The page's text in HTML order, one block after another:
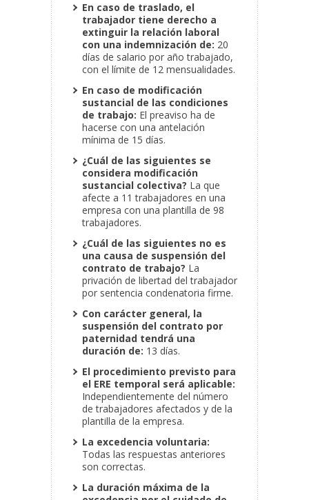
En caso de traslado, el
trabajador tiene derecho a
extinguir la relación laboral
con una indemnización de: 20
días de salario por año trabajado,
con el límite de 12 mensualidades.
En caso de modificación
sustancial de las condiciones
de trabajo: El preaviso ha de
hacerse con una antelación
mínima de 15 días.
¿Cuál de las siguientes se
considera modificación
sustancial colectiva? La que
afecte a 11 trabajadores en una
empresa con una plantilla de 98
trabajadores.
¿Cuál de las siguientes no es
una causa de suspensión del
contrato de trabajo? La
privación de libertad del trabajador
por sentencia condenatoria firme.
Con carácter general, la
suspensión del contrato por
paternidad tendrá una
duración de: 13 días.
El procedimiento previsto para
el ERE temporal será aplicable:
Independientemente del número
de trabajadores afectados y de la
plantilla de la empresa.
La excedencia voluntaria:
Todas las respuestas anteriores
son correctas.
La duración máxima de la